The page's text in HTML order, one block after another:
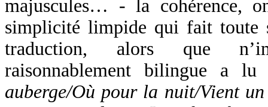
majuscules… - la cohérence,
simplicité limpide qui fait toute
traduction, alors que
raisonnablement bilingue a
auberge/Où pour la nuit/Vient